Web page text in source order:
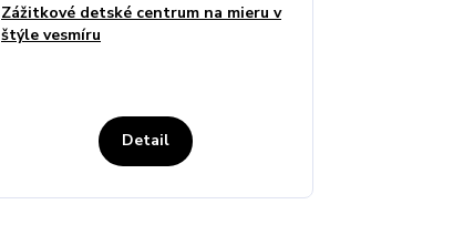
Zážitkové detské centrum na mieru v
štýle vesmíru
Detail